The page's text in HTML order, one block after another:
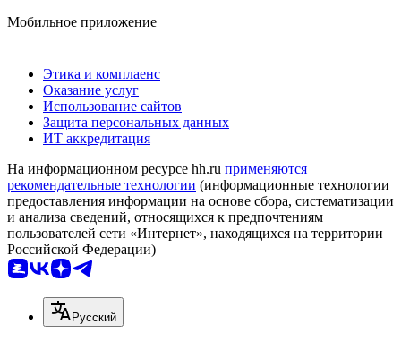
Мобильное приложение
Этика и комплаенс
Оказание услуг
Использование сайтов
Защита персональных данных
ИТ аккредитация
На информационном ресурсе hh.ru применяются
рекомендательные технологии (информационные технологии
предоставления информации на основе сбора, систематизации
и анализа сведений, относящихся к предпочтениям
пользователей сети «Интернет», находящихся на территории
Российской Федерации)
Русский